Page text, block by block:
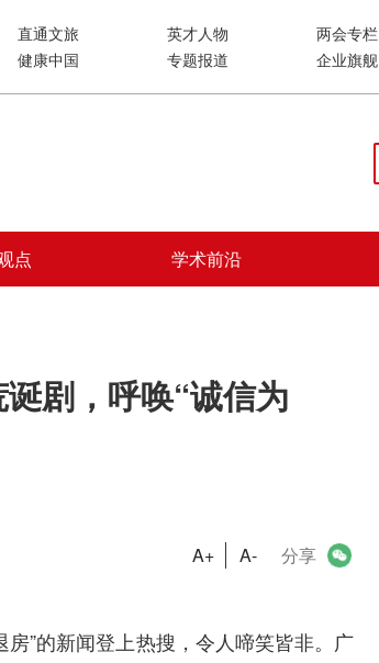
直通文旅 英才人物 两会专栏
健康中国 专题报道 企业旗舰
点 学术前沿
剧，呼唤“诚信为
A+ A- 分享
房”的新闻登上热搜，令人啼笑皆非。广